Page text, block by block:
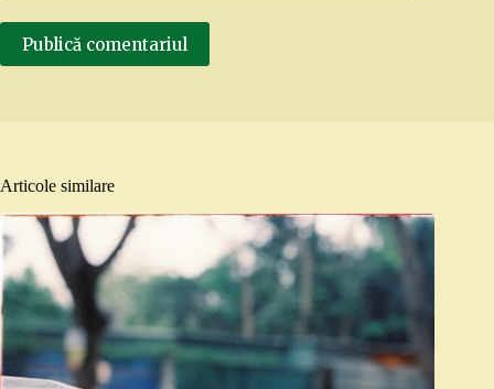
Publică comentariul
Articole similare